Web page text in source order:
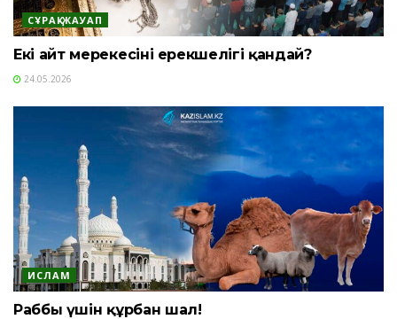
СҰРАҚ-ЖАУАП
Екі айт мерекесінің ерекшелігі қандай?
24.05.2026
ИСЛАМ
Раббың үшін құрбан шал!